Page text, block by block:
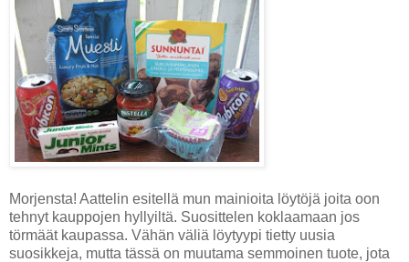
Morjensta! Aattelin esitellä mun mainioita löytöjä joita oon
tehnyt kauppojen hyllyiltä. Suosittelen koklaamaan jos
törmäät kaupassa. Vähän väliä löytyypi tietty uusia
suosikkeja, mutta tässä on muutama semmoinen tuote, jota